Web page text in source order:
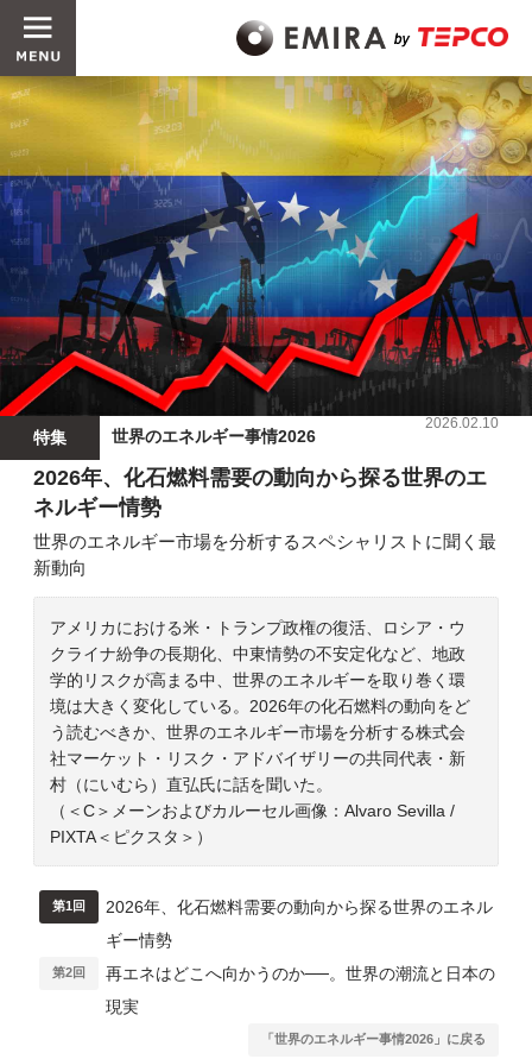
特集 世界のエネルギー事情2026
2026.02.10
2026年、化石燃料需要の動向から探る世界のエ
ネルギー情勢
世界のエネルギー市場を分析するスペシャリストに聞く最
新動向
アメリカにおける米・トランプ政権の復活、ロシア・ウ
クライナ紛争の長期化、中東情勢の不安定化など、地政
学的リスクが高まる中、世界のエネルギーを取り巻く環
境は大きく変化している。2026年の化石燃料の動向をど
う読むべきか、世界のエネルギー市場を分析する株式会
社マーケット・リスク・アドバイザリーの共同代表・新
村（にいむら）直弘氏に話を聞いた。
（＜C＞メーンおよびカルーセル画像：Alvaro Sevilla /
PIXTA＜ピクスタ＞）
第1回
2026年、化石燃料需要の動向から探る世界のエネル
ギー情勢
第2回
再エネはどこへ向かうのか──。世界の潮流と日本の
現実
「世界のエネルギー事情2026」に戻る